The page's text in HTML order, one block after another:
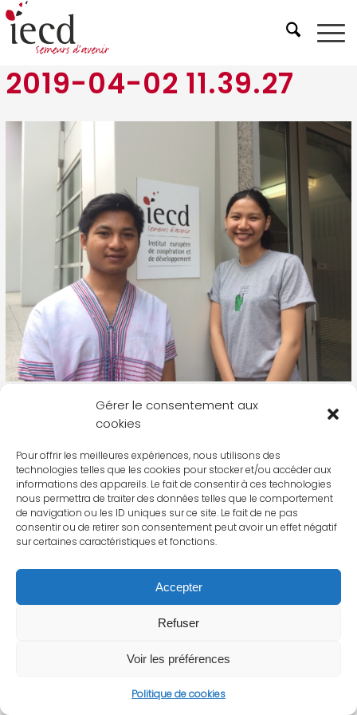
Gérer le consentement aux
cookies
Pour offrir les meilleures expériences, nous utilisons des
technologies telles que les cookies pour stocker et/ou accéder aux
informations des appareils. Le fait de consentir à ces technologies
nous permettra de traiter des données telles que le comportement
de navigation ou les ID uniques sur ce site. Le fait de ne pas
consentir ou de retirer son consentement peut avoir un effet négatif
sur certaines caractéristiques et fonctions.
Accepter
Refuser
Voir les préférences
Politique de cookies
2019-04-02 11.39.27